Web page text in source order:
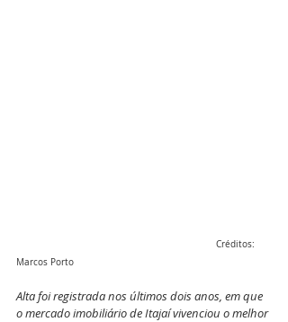
Marcos Porto
Alta foi registrada nos últimos dois anos, em que
o mercado imobiliário de Itajaí vivenciou o melhor